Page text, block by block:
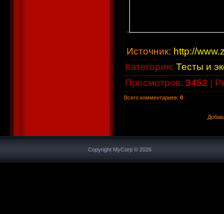
.
Источник: http://
Категория: Тесты и
Просмотров: 3452 |
Всего комментариев: 0
Copyright MyCorp © 2026